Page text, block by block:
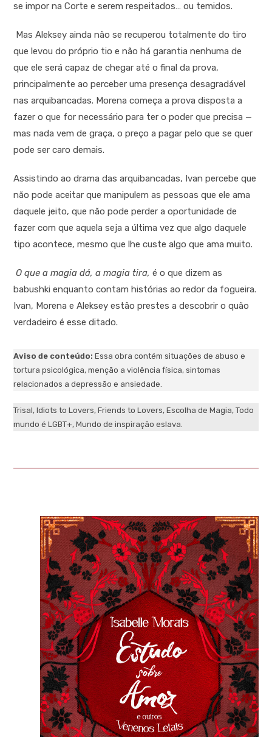
se impor na Corte e serem respeitados… ou temidos.
Mas Aleksey ainda não se recuperou totalmente do tiro
que levou do próprio tio e não há garantia nenhuma de
que ele será capaz de chegar até o final da prova,
principalmente ao perceber uma presença desagradável
nas arquibancadas. Morena começa a prova disposta a
fazer o que for necessário para ter o poder que precisa —
mas nada vem de graça, o preço a pagar pelo que se quer
pode ser caro demais.
Assistindo ao drama das arquibancadas, Ivan percebe que
não pode aceitar que manipulem as pessoas que ele ama
daquele jeito, que não pode perder a oportunidade de
fazer com que aquela seja a última vez que algo daquele
tipo acontece, mesmo que lhe custe algo que ama muito.
O que a magia dá, a magia tira, é o que dizem as
babushki enquanto contam histórias ao redor da fogueira.
Ivan, Morena e Aleksey estão prestes a descobrir o quão
verdadeiro é esse ditado.
Aviso de conteúdo: Essa obra contém situações de abuso e
tortura psicológica, menção a violência física, sintomas
relacionados a depressão e ansiedade.
Trisal, Idiots to Lovers, Friends to Lovers, Escolha de Magia, Todo
mundo é LGBT+, Mundo de inspiração eslava.